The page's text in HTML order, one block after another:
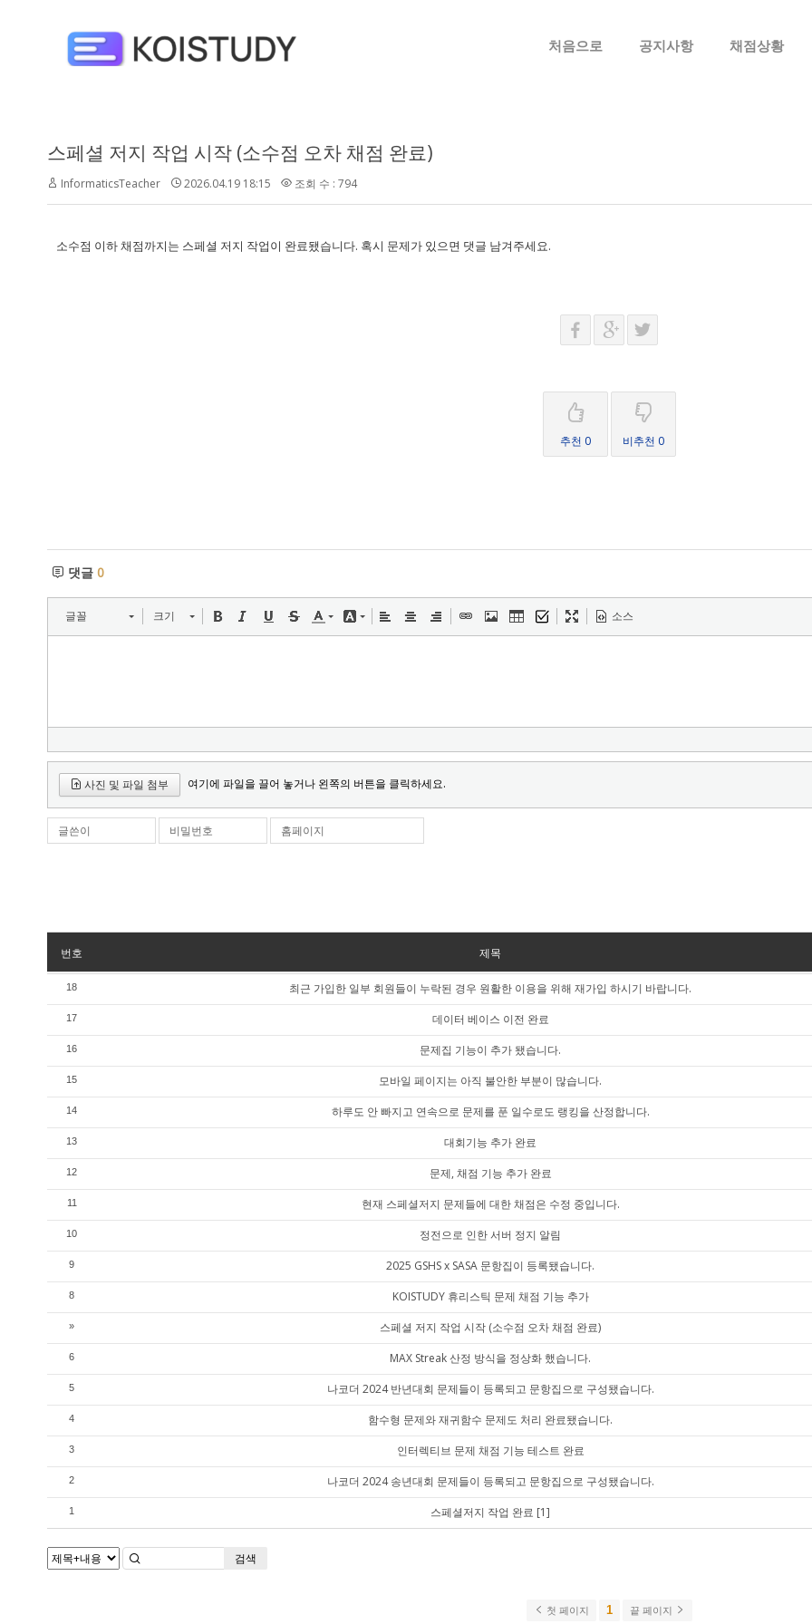
처음으로 공지사항 채점상황
스페셜 저지 작업 시작 (소수점 오차 채점 완료)
InformaticsTeacher 2026.04.19 18:15 조회 수 : 794
소수점 이하 채점까지는 스페셜 저지 작업이 완료됐습니다. 혹시 문제가 있으면 댓글 남겨주세요.
추천 0 비추천 0
댓글 0
글꼴 크기 소스
사진 및 파일 첨부 여기에 파일을 끌어 놓거나 왼쪽의 버튼을 클릭하세요.
글쓴이 비밀번호 홈페이지
번호 제목
18 최근 가입한 일부 회원들이 누락된 경우 원활한 이용을 위해 재가입 하시기 바랍니다.
17 데이터 베이스 이전 완료
16 문제집 기능이 추가 됐습니다.
15 모바일 페이지는 아직 불안한 부분이 많습니다.
14 하루도 안 빠지고 연속으로 문제를 푼 일수로도 랭킹을 산정합니다.
13 대회기능 추가 완료
12 문제, 채점 기능 추가 완료
11 현재 스페셜저지 문제들에 대한 채점은 수정 중입니다.
10 정전으로 인한 서버 정지 알림
9 2025 GSHS x SASA 문항집이 등록됐습니다.
8 KOISTUDY 휴리스틱 문제 채점 기능 추가
» 스페셜 저지 작업 시작 (소수점 오차 채점 완료)
6 MAX Streak 산정 방식을 정상화 했습니다.
5 나코더 2024 반년대회 문제들이 등록되고 문항집으로 구성됐습니다.
4 함수형 문제와 재귀함수 문제도 처리 완료됐습니다.
3 인터렉티브 문제 채점 기능 테스트 완료
2 나코더 2024 송년대회 문제들이 등록되고 문항집으로 구성됐습니다.
1 스페셜저지 작업 완료 [1]
검색
첫 페이지 1 끝 페이지